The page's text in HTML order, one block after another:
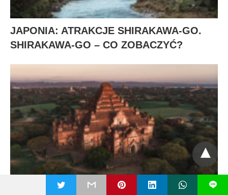
JAPONIA: ATRAKCJE SHIRAKAWA-GO.
SHIRAKAWA-GO – CO ZOBACZYĆ?